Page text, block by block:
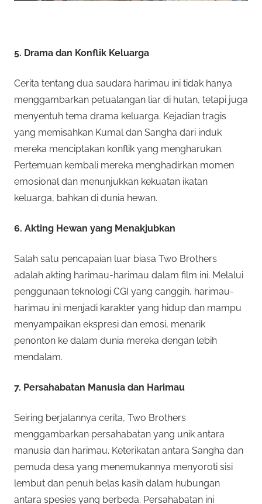
5. Drama dan Konflik Keluarga
Cerita tentang dua saudara harimau ini tidak hanya
menggambarkan petualangan liar di hutan, tetapi juga
menyentuh tema drama keluarga. Kejadian tragis
yang memisahkan Kumal dan Sangha dari induk
mereka menciptakan konflik yang mengharukan.
Pertemuan kembali mereka menghadirkan momen
emosional dan menunjukkan kekuatan ikatan
keluarga, bahkan di dunia hewan.
6. Akting Hewan yang Menakjubkan
Salah satu pencapaian luar biasa Two Brothers
adalah akting harimau-harimau dalam film ini. Melalui
penggunaan teknologi CGI yang canggih, harimau-
harimau ini menjadi karakter yang hidup dan mampu
menyampaikan ekspresi dan emosi, menarik
penonton ke dalam dunia mereka dengan lebih
mendalam.
7. Persahabatan Manusia dan Harimau
Seiring berjalannya cerita, Two Brothers
menggambarkan persahabatan yang unik antara
manusia dan harimau. Keterikatan antara Sangha dan
pemuda desa yang menemukannya menyoroti sisi
lembut dan penuh belas kasih dalam hubungan
antara spesies yang berbeda. Persahabatan ini